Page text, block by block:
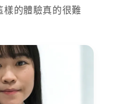
的體驗真的很難